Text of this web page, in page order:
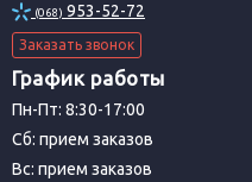
(068) 953-52-72
Заказать звонок
График работы
Пн-Пт: 8:30-17:00
Сб: прием заказов
Вс: прием заказов